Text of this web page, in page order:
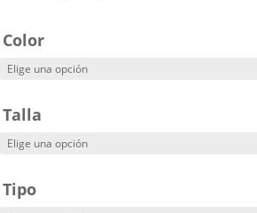
Color
Talla
Tipo